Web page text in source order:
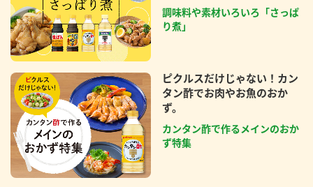
調味料や素材いろいろ「さっぱ
り煮」
ピクルスだけじゃない！カン
タン酢でお肉やお魚のおか
ず。
カンタン酢で作るメインのおか
ず特集